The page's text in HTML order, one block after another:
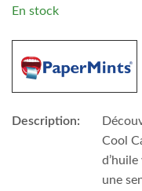
En stock
Description:
Cool
une